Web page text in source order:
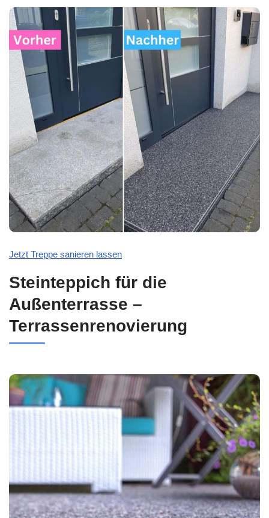
Jetzt Treppe sanieren lassen
Steinteppich für die
Außenterrasse –
Terrassenrenovierung